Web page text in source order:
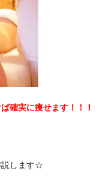
確実に痩せます！！！
説します☆